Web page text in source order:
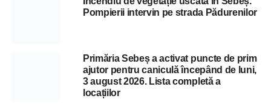
Pompierii intervin pe strada Pădurenilor
Primăria Sebeș a activat puncte de prim
ajutor pentru caniculă începând de luni,
3 august 2026. Lista completă a
locațiilor